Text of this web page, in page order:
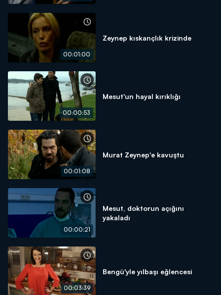
00:01:00
Zeynep kıskançlık krizinde
00:00:53
Mesut'un hayal kırıklığı
00:01:08
Murat Zeynep'e kavuştu
00:00:21
Mesut, doktorun açığını
yakaladı
00:03:39
Bengü'yle yılbaşı eğlencesi